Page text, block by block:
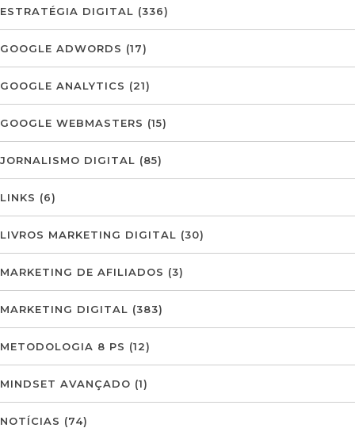
ESTRATÉGIA DIGITAL (336)
GOOGLE ADWORDS (17)
GOOGLE ANALYTICS (21)
GOOGLE WEBMASTERS (15)
JORNALISMO DIGITAL (85)
LINKS (6)
LIVROS MARKETING DIGITAL (30)
MARKETING DE AFILIADOS (3)
MARKETING DIGITAL (383)
METODOLOGIA 8 PS (12)
MINDSET AVANÇADO (1)
NOTÍCIAS (74)